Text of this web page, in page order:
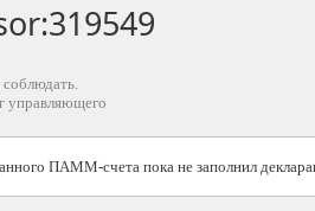
управляющего
ПАММ-счета пока не заполнил